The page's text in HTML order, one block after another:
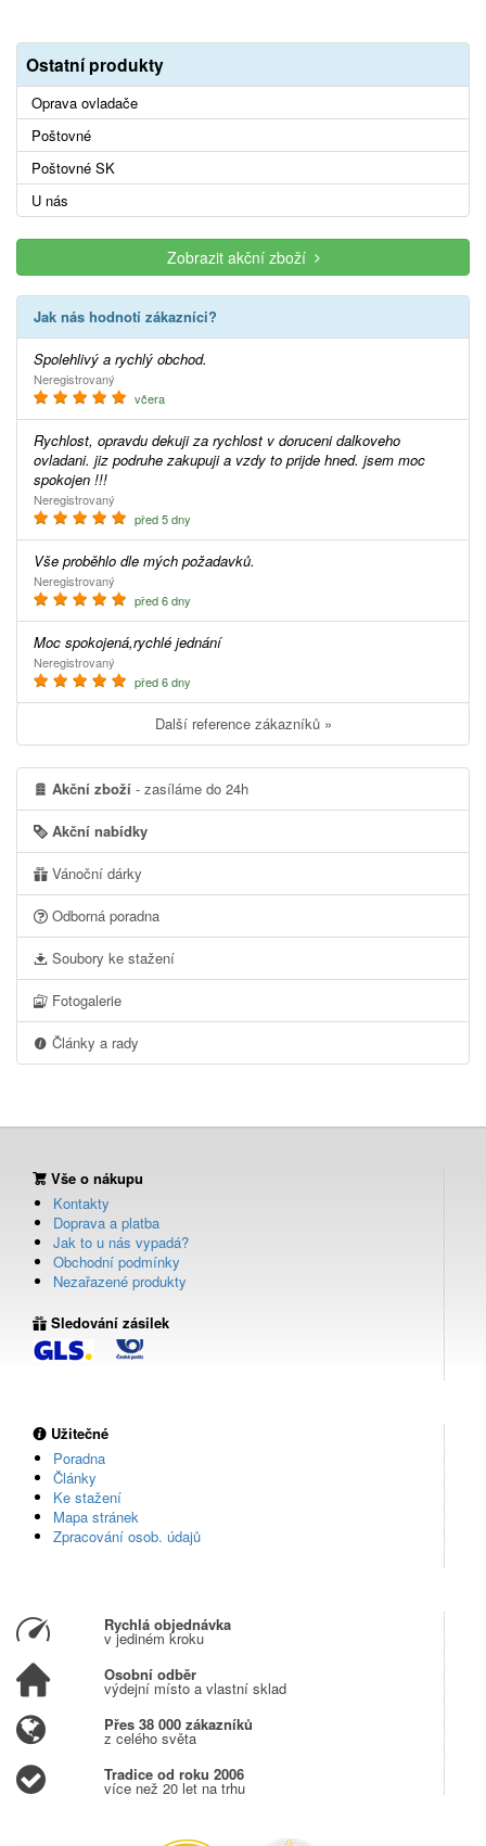
Ostatní produkty
Oprava ovladače
Poštovné
Poštovné SK
U nás
Zobrazit akční zboží
Jak nás hodnotí zákazníci?
Spolehlivý a rychlý obchod.
Neregistrovaný
včera
Rychlost, opravdu dekuji za rychlost v doruceni dalkoveho
ovladani. jiz podruhe zakupuji a vzdy to prijde hned. jsem moc
spokojen !!!
Neregistrovaný
před 5 dny
Vše proběhlo dle mých požadavků.
Neregistrovaný
před 6 dny
Moc spokojená,rychlé jednání
Neregistrovaný
před 6 dny
Další reference zákazníků »
Akční zboží - zasíláme do 24h
Akční nabídky
Vánoční dárky
Odborná poradna
Soubory ke stažení
Fotogalerie
Články a rady
Vše o nákupu
Kontakty
Doprava a platba
Jak to u nás vypadá?
Obchodní podmínky
Nezařazené produkty
Sledování zásilek
Užitečné
Poradna
Články
Ke stažení
Mapa stránek
Zpracování osob. údajů
Rychlá objednávka
v jediném kroku
Osobní odběr
výdejní místo a vlastní sklad
Přes 38 000 zákazníků
z celého světa
Tradice od roku 2006
více než 20 let na trhu